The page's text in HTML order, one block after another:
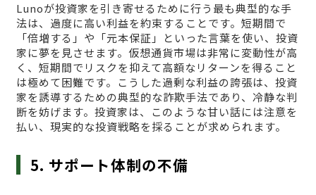
Lunoが投資家を引き寄せるために行う最も典型的な手
法は、過度に高い利益を約束することです。短期間で
「倍増する」や「元本保証」といった言葉を使い、投資
家に夢を見させます。仮想通貨市場は非常に変動性が高
く、短期間でリスクを抑えて高額なリターンを得ること
は極めて困難です。こうした過剰な利益の誇張は、投資
家を誘導するための典型的な詐欺手法であり、冷静な判
断を妨げます。投資家は、このような甘い話には注意を
払い、現実的な投資戦略を採ることが求められます。
5. サポート体制の不備